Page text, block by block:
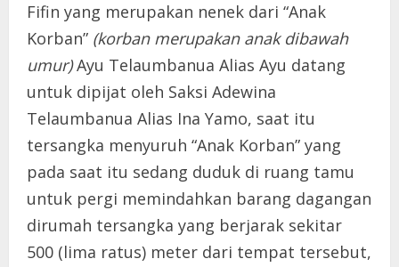
Fifin yang merupakan nenek dari “Anak
Korban” (korban merupakan anak dibawah
umur)Ayu Telaumbanua Alias Ayu datang
untuk dipijat oleh Saksi Adewina
Telaumbanua Alias Ina Yamo, saat itu
tersangka menyuruh “Anak Korban” yang
pada saat itu sedang duduk di ruang tamu
untuk pergi memindahkan barang dagangan
dirumah tersangka yang berjarak sekitar
500 (lima ratus) meter dari tempat tersebut,